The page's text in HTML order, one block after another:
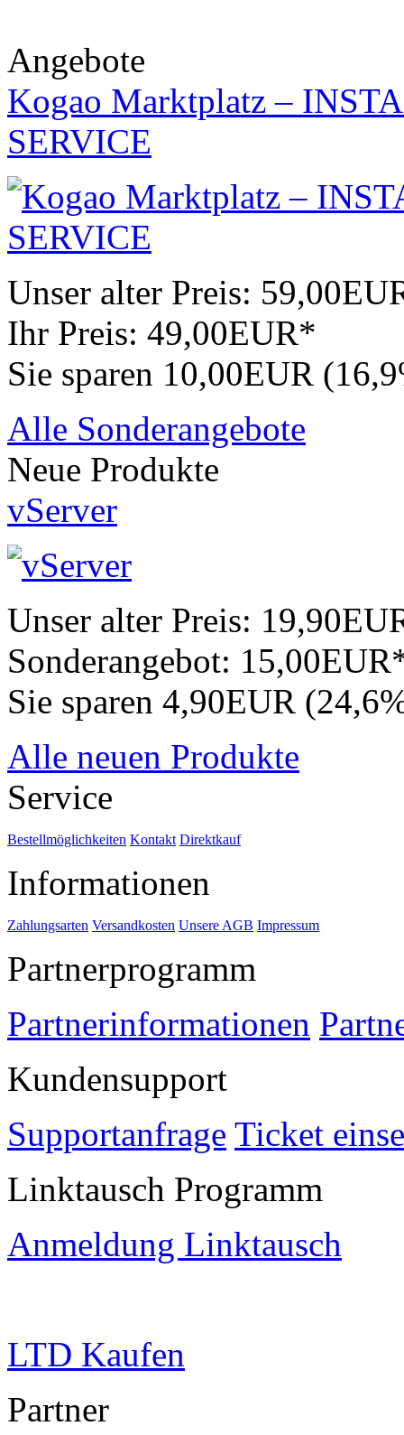
Angebote
Kogao Marktplatz –
SERVICE
Unser alter Preis:
Ihr Preis: 49,00EUR*
Sie sparen 10,00EUR
Alle Sonderangebote
Neue Produkte
vServer
Unser alter Preis:
Sonderangebot:
Sie sparen 4,90EUR
Alle neuen Produkte
Service
Bestellmöglichkeiten Kontakt Direktkauf
Informationen
Zahlungsarten Versandkosten Unsere AGB Impressum
Partnerprogramm
Partnerinformationen
Kundensupport
Supportanfrage Ticket
Linktausch Programm
Anmeldung Linktausch
LTD Kaufen
Partner